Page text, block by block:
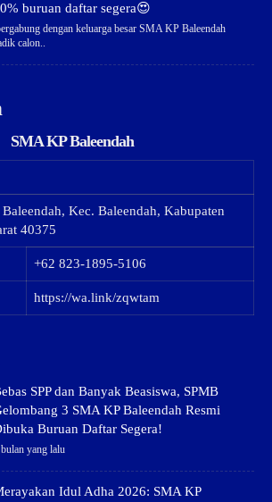
buruan daftar segera😍
dengan keluarga besar SMA KP Baleendah
calon..
SMA KP Baleendah
Kec. Baleendah, Kabupaten
40375
+62 823-1895-5106
https://wa.link/zqwtam
SPP dan Banyak Beasiswa, SPMB
3 SMA KP Baleendah Resmi
Buruan Daftar Segera!
yang lalu
Idul Adha 2026: SMA KP